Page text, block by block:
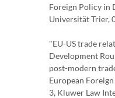
Foreign Policy in
Universität Trier,
"EU-US trade
Development
post-modern
European
3, Kluwer Law